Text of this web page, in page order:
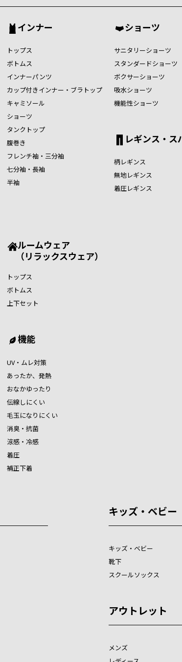
インナー
トップス
ボトムス
インナーパンツ
カップ付きインナー・ブラトップ
キャミソール
ショーツ
タンクトップ
腹巻き
フレンチ袖・三分袖
七分袖・長袖
半袖
ショーツ
サニタリーショーツ
スタンダードショーツ
ボクサーショーツ
吸水ショーツ
機能性ショーツ
レギンス・ス
柄レギンス
無地レギンス
着圧レギンス
ルームウェア
（リラックスウェア）
トップス
ボトムス
上下セット
機能
UV・ムレ対策
あったか、発熱
おなかゆったり
伝線しにくい
毛玉になりにくい
消臭・抗菌
涼感・冷感
着圧
補正下着
キッズ・ベビー
キッズ・ベビー
靴下
スクールソックス
アウトレット
メンズ